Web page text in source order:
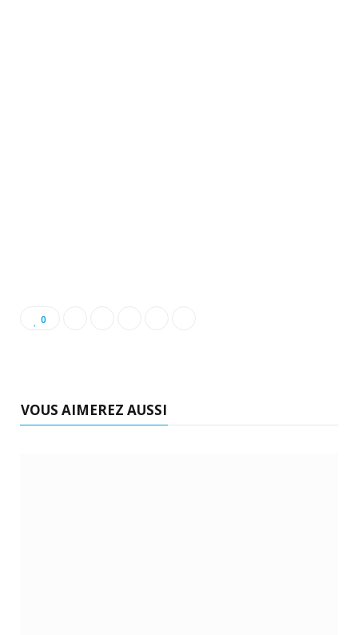
0
VOUS AIMEREZ AUSSI